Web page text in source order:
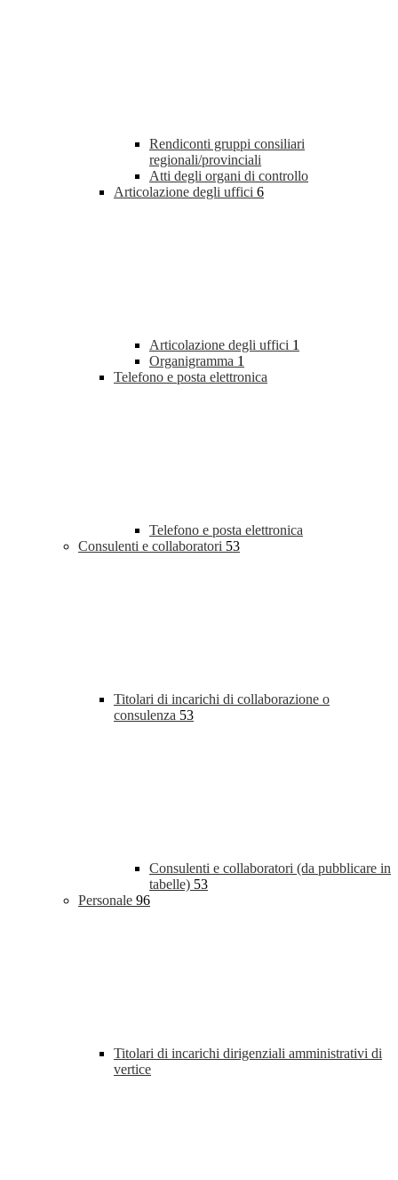
Rendiconti gruppi consiliari
regionali/provinciali
Atti degli organi di controllo
Articolazione degli uffici 6
Articolazione degli uffici 1
Organigramma 1
Telefono e posta elettronica
Telefono e posta elettronica
Consulenti e collaboratori 53
Titolari di incarichi di collaborazione o
consulenza 53
Consulenti e collaboratori (da pubblicare in
tabelle) 53
Personale 96
Titolari di incarichi dirigenziali amministrativi di
vertice